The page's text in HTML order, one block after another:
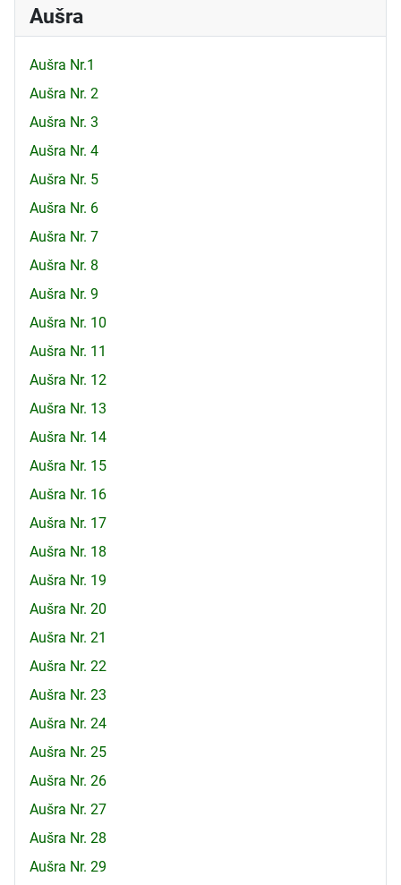
Aušra
Aušra Nr.1
Aušra Nr. 2
Aušra Nr. 3
Aušra Nr. 4
Aušra Nr. 5
Aušra Nr. 6
Aušra Nr. 7
Aušra Nr. 8
Aušra Nr. 9
Aušra Nr. 10
Aušra Nr. 11
Aušra Nr. 12
Aušra Nr. 13
Aušra Nr. 14
Aušra Nr. 15
Aušra Nr. 16
Aušra Nr. 17
Aušra Nr. 18
Aušra Nr. 19
Aušra Nr. 20
Aušra Nr. 21
Aušra Nr. 22
Aušra Nr. 23
Aušra Nr. 24
Aušra Nr. 25
Aušra Nr. 26
Aušra Nr. 27
Aušra Nr. 28
Aušra Nr. 29